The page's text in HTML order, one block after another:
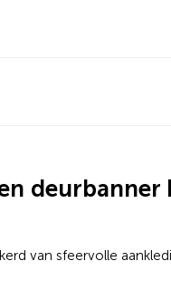
deurbanner
van sfeervolle